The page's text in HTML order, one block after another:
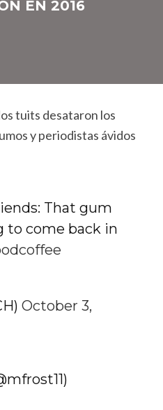
EN 2016
tuits desataron los
y periodistas ávidos
That gum
to come back in
October 3,